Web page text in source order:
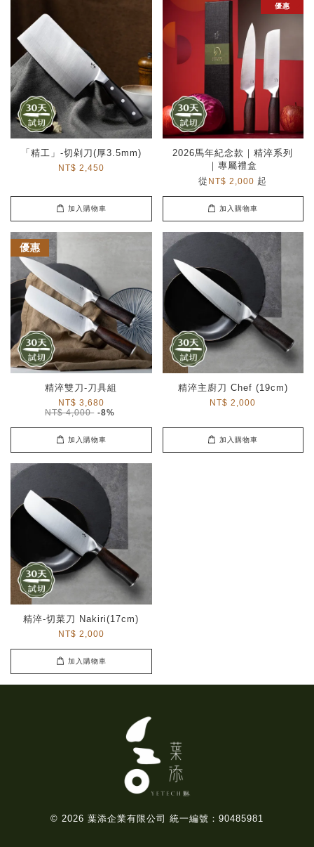
「精工」-切剁刀(厚3.5mm)
NT$ 2,450
加入購物車
優惠
2026馬年紀念款｜精淬系列
｜專屬禮盒
從 NT$ 2,000 起
加入購物車
優惠
精淬雙刀-刀具組
NT$ 3,680
NT$ 4,000 -8%
加入購物車
精淬主廚刀 Chef (19cm)
NT$ 2,000
加入購物車
精淬-切菜刀 Nakiri(17cm)
NT$ 2,000
加入購物車
© 2026 葉添企業有限公司 統一編號：90485981